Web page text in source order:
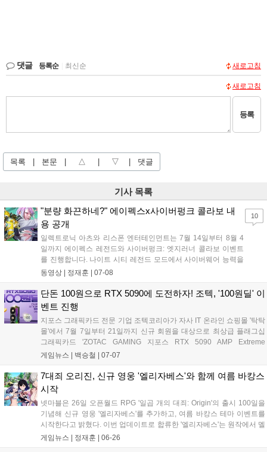
댓글 등록순 최신순 새로고침
새로고침
등록
목록 본문 △ ▽ 댓글
기사 목록
"분량 화끈하네?" 에이펙스x사이버펑크 콜라보 내
용 공개
일렉트로닉 아츠와 리스폰 엔터테인먼트는 7월 14일부터 8월 4
일까지 에이펙스 레전드와 사이버펑크: 엣지러너 콜라보 이벤트
를 진행합니다. 나이트 시티 레전드 모드에서 사이버웨어 능력을
사용하며, 사이버사이코 상태와 신규 스킨, 신화급 무기 스킨 등
지 운영되며, 15일부터는 루시와 레베카 콘셉트의 네시 봉제인형
예약 판매도 시작되어 팬들의 기대를 모으고 있습니다....
동영상 | 정재훈 07-08
10
단돈 100원으로 RTX 5090에 도전하자! 조텍, '100원딜' 이
벤트 진행
지포스 그래픽카드 전문 기업 조텍코리아가 자사 IT 온라인 쇼핑몰 '탁탁
몰'에서 7월 7일부터 21일까지 신규 회원을 대상으로 최상급 플래그십
그래픽카드 'ZOTAC GAMING 지포스 RTX 5090 AMP Extreme
INFINITY'를 100원에 구매할 수 있는 '100원딜' 이벤트를 진행한다. 이번
해 게이머들의 비용 부담을 없앤 것이 특징이다....
게임뉴스 | 백승철 07-07
7대죄 오리진, 신규 영웅 '엘리자베스'와 함께 여름 바캉스
시작
넷마블은 26일 오픈월드 RPG '일곱 개의 대죄: Origin'의 출시 100일을
기념해 신규 영웅 '엘리자베스'를 추가하고, 여름 바캉스 테마 이벤트를
시작한다고 밝혔다. 이번 업데이트로 합류한 '엘리자베스'는 원작에서 멜
리오다스의 연인이자 트리스탄의 어머니로 등장하는 인물이다. 게임에
게임뉴스 | 정재훈 06-26